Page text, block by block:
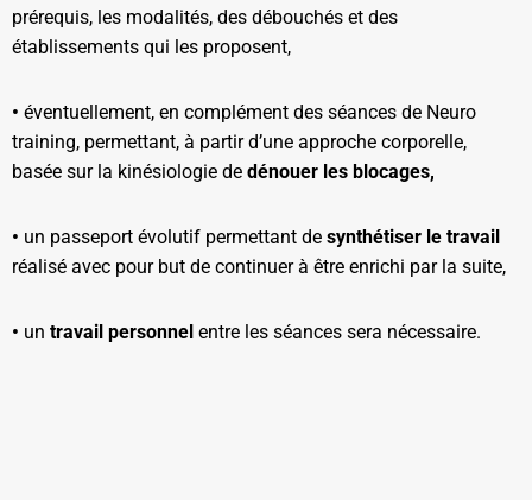
prérequis, les modalités, des débouchés et des
établissements qui les proposent,
• éventuellement, en complément des séances de Neuro
training, permettant, à partir d’une approche corporelle,
basée sur la kinésiologie de dénouer les blocages,
• un passeport évolutif permettant de synthétiser le travail
réalisé avec pour but de continuer à être enrichi par la suite,
• un travail personnel entre les séances sera nécessaire.